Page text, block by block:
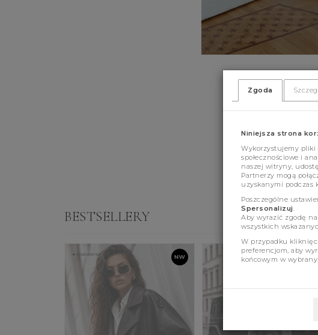
BESTSELLERY
Zgoda
Niniejsza strona
Wykorzystujemy pliki
społecznościowe i
naszej witryny,
Partnerzy mogą
uzyskanymi podczas
Poszczególne
Spersonalizuj.
Aby wyrazić zgodę
wszystkich
W przypadku
preferencjom, aby
końcowym w